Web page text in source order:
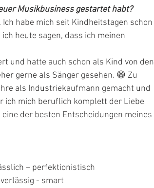
Musikbusiness gestartet habt?
habe mich seit Kindheitstagen schon
heute sagen, dass ich meinen
und hatte auch schon als Kind von den
gerne als Sänger gesehen. 😁 Zu
als Industriekaufmann gemacht und
ich mich beruflich komplett der Liebe
der besten Entscheidungen meines
– perfektionistisch
- smart